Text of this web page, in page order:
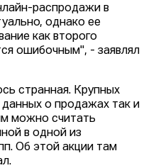
распродажи в
однако ее
как второго
ошибочным", - заявлял
странная. Крупных
о продажах так и
можно считать
в одной из
Об этой акции там